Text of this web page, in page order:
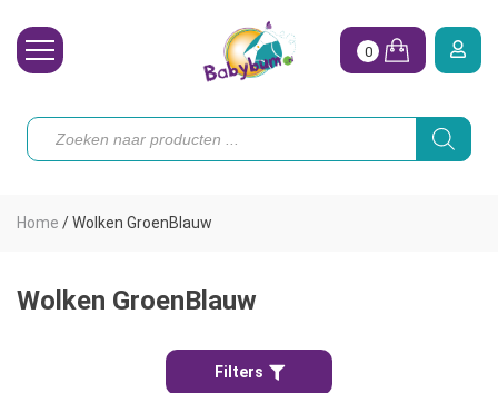
Toebehoren
Koopjes
0
Producten
zoeken
Home /Wolken GroenBlauw
Wolken GroenBlauw
Filters